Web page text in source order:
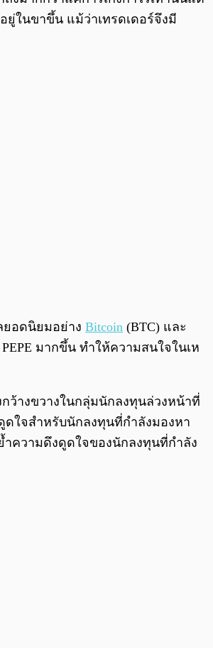
ในขาขึ้น แม้ว่าเทรดเดอร์จึงมี
ยอดนิยมอย่าง Bitcoin (BTC) และ
มากขึ้น ทำให้ความสนใจในเห
ว้างขวางในกลุ่มนักลงทุนล่วงหน้าที่
ใจสำหรับนักลงทุนที่กำลังมองหา
ำความดึงดูดใจของนักลงทุนที่กำลัง